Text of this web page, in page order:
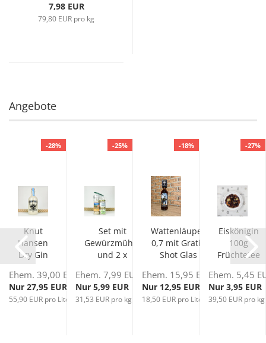
7,98 EUR
79,80 EUR pro kg
Angebote
-28%
Knut
Hansen
Dry Gin
Ehem. 39,00 EUR
Nur 27,95 EUR
55,90 EUR pro Liter
-25%
Set mit
Gewürzmühle
und 2 x
Baltrum...
Ehem. 7,99 EUR
Nur 5,99 EUR
31,53 EUR pro kg
-18%
Wattenläuper
0,7 mit Gratis
Shot Glas
Ehem. 15,95 EUR
Nur 12,95 EUR
18,50 EUR pro Liter
-27%
Eiskönigin
100g
Früchtetee
Ehem. 5,45
Nur 3,95 EUR
39,50 EUR pro kg